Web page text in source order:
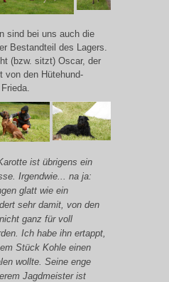
sind bei uns auch die
Bestandteil des Lagers.
(bzw. sitzt) Oscar, der
von den Hütehund-
ist übrigens ein
Irgendwie... na ja:
glatt wie ein
sehr damit, von den
ganz für voll
Ich habe ihn ertappt,
Stück Kohle einen
wollte. Seine enge
Jagdmeister ist